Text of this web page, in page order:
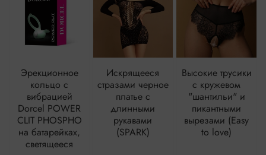
Эрекционное
кольцо с
вибрацией
Dorcel POWER
CLIT PHOSPHO
на батарейках,
светящееся
Искрящееся
стразами черное
платье с
длинными
рукавами
(SPARK)
Высокие трусики
с кружевом
"шантильи" и
пикантными
вырезами (Easy
to love)